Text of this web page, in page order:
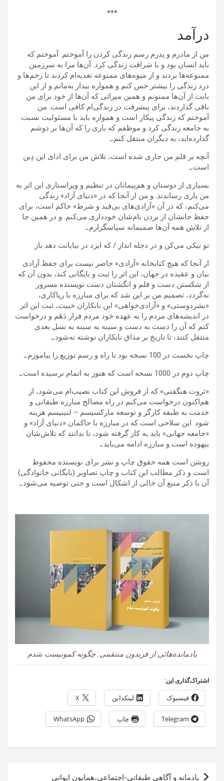
***
درآمد
من از مادرم و پدرم رسم زندگی کردن را آموختم. آموختم که
باید انسان بود و با شرافت زندگی کرد. آن‌ها مرا به سرزمین
ممنوعه‌ها بردند و از میوه‌های ممنوعه تغذیه‌ام کردند تا زخم‌ها و
درد زندگی را بیشتر حس کنم و همواره بیدار به‌مانم و از این
بابت از آن‌ها ممنونم و همین میراثی که آن‌ها از خود برای من
باقی گذاردند، برای پیشرفت در زندگی‌ام کافی است. من
آموختم که زندگی پیکار است و همواره باید با مسئولیت نسبت
به جامعه زندگی کرد و موظفم که باری را که آن‌ها بر دوشم
گذارده‌اند، به دیگران منتقل کنم.ـ
آنچه بر قلم من جاری شده است، تلاش من برای ادای این دِین
است.ـ
بسیاری از دوستان و هم‌پیمانان در تنظیم و ویراستاری این اثر به
من یاری رساندند. و من از آنجا که در «دنیای آزاد» زندگی
می‌کنم، که در آن «آزادی‌های بی‌قید و شرط» حاکم است، برای
حفظ جانشان از بردن نام‌شان خودداری می‌کنم. و در همین جا
از تلاش همه آن‌ها صمیمانه سپاسگزارم.ـ
تو نیکی می‌کن و در دجله انداز / که ایزد در بیابانت دهد باز
از آنجا که هیچ کتابخانه «آزادی» حاضر نیست برای حفظ آزادی
بیان و عقیده در جهان، این اثر را ثبت و بایگانی کند، بدون آن که
از شکستن دست و قلم و انگشتان دست نویسنده مسرور
نه‌گردد، تصمیم من بر این شد که برای مبارزه با ریاکاری،
«بشردوستی» و «آزادی‌خواهی» این نابکاران خبیث، ثبت این اثر
در اندیشه‌های مردم را به عهده خود مردم قرار دَهَم و درخواست
کنم که آن را دست به دست و سینه به سینه به نسل بعدی
منتقل کنند، تا تاریخ بر مذاق نابکاران نوشته نه‌شود.ـ
چاپ نخست در 100 نسخه بود تا راه و رسم توزیع را بیاموزم.ـ
چاپ دوم در 1000 نسخه است که هنوز به اتمام نرسیده است.ـ
«ثروت هنگفتی» که از فروش این کتاب نصیب‌ام می‌شود، از
هم‌اکنون درخواست می‌کنم در راه مصالح مبارزه طبقاتی و
خدمت به طبقه کارگر و توسعه مارکسیسم – لنینیسم هزینه
شود. این سلاحی است که در مبارزه با حاکمان «دنیای آزاد» و
«جامعه جهانی» باید به کار گرفته شود، تا بدانند که تلاش‌شان
بیهوده است و مبارزه ادامه می‌باید.ـ
روشن است همه حقوق چاپ و نشر برای نویسنده محفوظ
است و ذکر مطالب این کتاب و چاپ تصاویر (بایگانی خانوادگی)
آن با ذکر منبع آن خالی از اشکال است و حتی توصیه می‌شود.ـ
یادمانده‌هائی از فریدون منتقمی: چگونه کمونیست شدم
اشتراک‌گذاری این:
فیسبوک لینکداین X
Telegram چاپ WhatsApp
راهبری
یادمانه و آگاهی طبقاتی-اجتماعی،همایون ایوانی